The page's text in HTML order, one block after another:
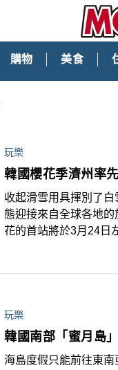
購物 美食
玩樂
韓國櫻花季濟州率
收起滑雪用具揮別了
態迎接來自全球各地
花的首站將於3月24日
玩樂
韓國南部「蜜月島
海島度假只能前往東